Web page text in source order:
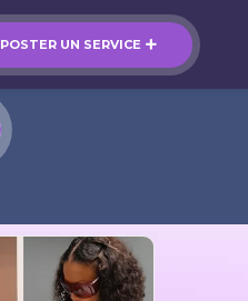
POSTER UN SERVICE